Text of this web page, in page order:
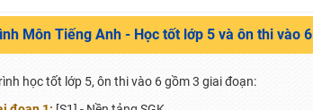
ít nhất 25 điểm
(Từ 16-18/07/2025)
Môn Tiếng Anh - Học tốt lớp 5 và ôn thi vào 6
học tốt lớp 5, ôn thi vào 6 gồm 3 giai đoạn: